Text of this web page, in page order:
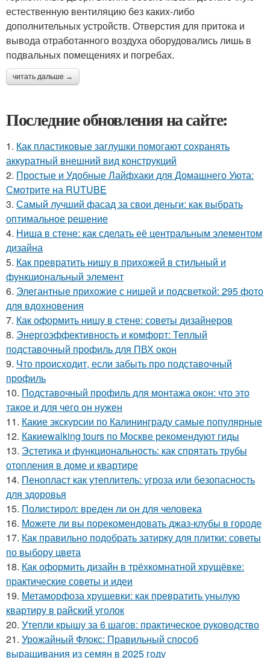
естественную вентиляцию без каких-либо
дополнительных устройств. Отверстия для притока и
вывода отработанного воздуха оборудовались лишь в
подвальных помещениях и погребах.
читать дальше →
Последние обновления на сайте:
1. Как пластиковые заглушки помогают сохранять
аккуратный внешний вид конструкций
2. Простые и Удобные Лайфхаки для Домашнего Уюта:
Смотрите на RUTUBE
3. Самый лучший фасад за свои деньги: как выбрать
оптимальное решение
4. Ниша в стене: как сделать её центральным элементом
дизайна
5. Как превратить нишу в прихожей в стильный и
функциональный элемент
6. Элегантные прихожие с нишей и подсветкой: 295 фото
для вдохновения
7. Как оформить нишу в стене: советы дизайнеров
8. Энергоэффективность и комфорт: Теплый
подставочный профиль для ПВХ окон
9. Что происходит, если забыть про подставочный
профиль
10. Подставочный профиль для монтажа окон: что это
такое и для чего он нужен
11. Какие экскурсии по Калининграду самые популярные
12. Какиеwalking tours по Москве рекомендуют гиды
13. Эстетика и функциональность: как спрятать трубы
отопления в доме и квартире
14. Пенопласт как утеплитель: угроза или безопасность
для здоровья
15. Полистирол: вреден ли он для человека
16. Можете ли вы порекомендовать джаз-клубы в городе
17. Как правильно подобрать затирку для плитки: советы
по выбору цвета
18. Как оформить дизайн в трёхкомнатной хрущёвке:
практические советы и идеи
19. Метаморфоза хрущевки: как превратить унылую
квартиру в райский уголок
20. Утепли крышу за 6 шагов: практическое руководство
21. Урожайный Флокс: Правильный способ
выращивания из семян в 2025 году